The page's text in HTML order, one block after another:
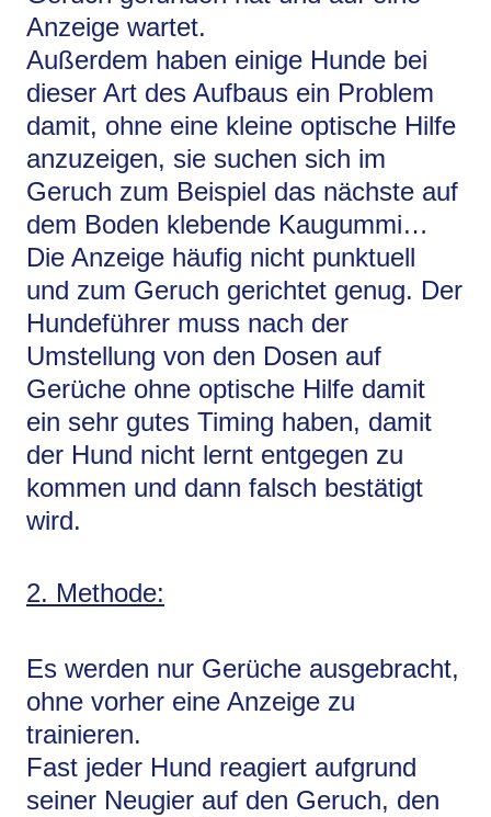
Anzeige wartet.
Außerdem haben einige Hunde bei
dieser Art des Aufbaus ein Problem
damit, ohne eine kleine optische Hilfe
anzuzeigen, sie suchen sich im
Geruch zum Beispiel das nächste auf
dem Boden klebende Kaugummi…
Die Anzeige häufig nicht punktuell
und zum Geruch gerichtet genug. Der
Hundeführer muss nach der
Umstellung von den Dosen auf
Gerüche ohne optische Hilfe damit
ein sehr gutes Timing haben, damit
der Hund nicht lernt entgegen zu
kommen und dann falsch bestätigt
wird.
2. Methode:
Es werden nur Gerüche ausgebracht,
ohne vorher eine Anzeige zu
trainieren.
Fast jeder Hund reagiert aufgrund
seiner Neugier auf den Geruch, den